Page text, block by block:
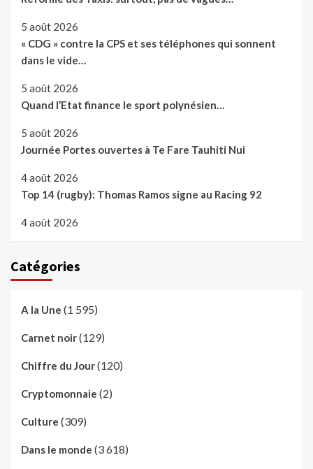
5 août 2026
« CDG » contre la CPS et ses téléphones qui sonnent
dans le vide…
5 août 2026
Quand l’Etat finance le sport polynésien…
5 août 2026
Journée Portes ouvertes à Te Fare Tauhiti Nui
4 août 2026
Top 14 (rugby): Thomas Ramos signe au Racing 92
4 août 2026
Catégories
A la Une (1 595)
Carnet noir(129)
Chiffre du Jour(120)
Cryptomonnaie (2)
Culture (309)
Dans le monde (3 618)